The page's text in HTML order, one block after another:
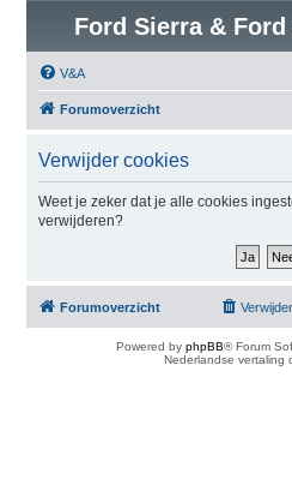
Ford Sierra &
V&A
Forumoverzicht
Verwijder cookies
Weet je zeker dat je alle cookies
verwijderen?
Forumoverzicht
Powered by phpBB® Forum
Nederlandse vertaling